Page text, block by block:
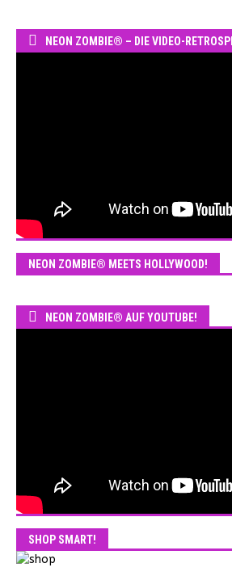
NEON ZOMBIE® – DIE VIDEO-
NEON ZOMBIE® MEETS HOLLYWOOD!
NEON ZOMBIE® AUF YOUTUBE!
SHOP SMART!